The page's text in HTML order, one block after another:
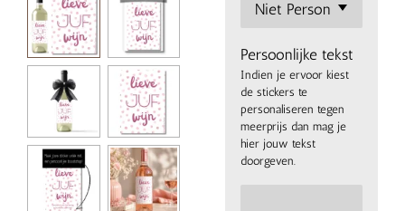
Persoonlijke tekst
Indien je ervoor kiest
de stickers te
personaliseren tegen
meerprijs dan mag je
hier jouw tekst
doorgeven.